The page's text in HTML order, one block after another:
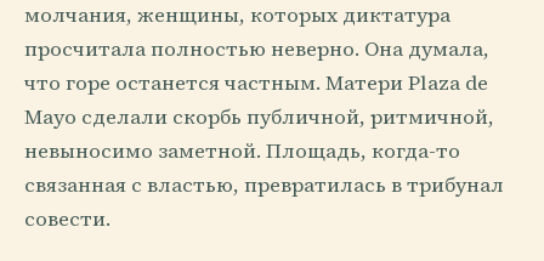
молчания, женщины, которых диктатура
просчитала полностью неверно. Она думала,
что горе останется частным. Матери Plaza de
Mayo сделали скорбь публичной, ритмичной,
невыносимо заметной. Площадь, когда-то
связанная с властью, превратилась в трибунал
совести.